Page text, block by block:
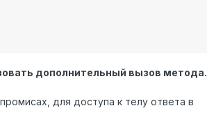
дополнительный вызов метода.
для доступа к телу ответа в